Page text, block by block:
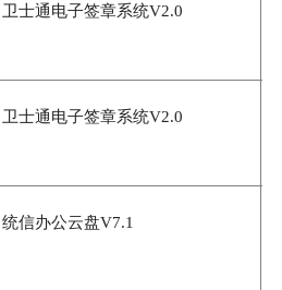
卫士通电子签章系统V2.0
卫士通电子签章系统V2.0
统信办公云盘V7.1